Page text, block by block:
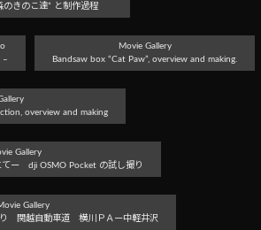
きのこ達” と制作過程
–
Movie Gallery
Bandsaw box “Cat Paw”, overview and making.
overview and making
Gallery
ー dji OSMO Pocket の試し撮り
Gallery
り 関越自動車道 横川ＰＡー中軽井沢